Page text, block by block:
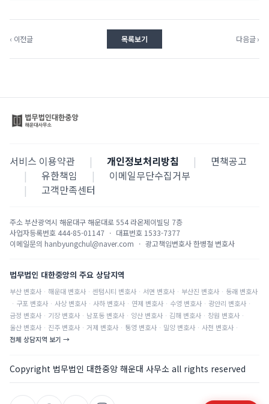
‹ 이전글 목록보기 다음글 ›
서비스 이용약관 | 개인정보처리방침 |
면책공고
|
유한책임 |
이메일무단수집거부
|
고객만족센터
주소부산광역시 해운대구 해운대로 554 라온제이빌딩 7층
사업자등록번호 444-85-01147 · 대표번호 1533-7377
이메일문의 hanbyungchul@naver.com · 광고책임변호사한병철 변호사
법무법인 대한중앙의 주요 상담지역
부산 변호사 · 해운대 변호사 · 센텀시티 변호사 · 서면 변호사 · 부산진 변호사 · 동래 변호사
· 구포 변호사 · 사상 변호사 · 사하 변호사 · 연제 변호사 · 수영 변호사 · 광안리 변호사 ·
금정 변호사 · 기장 변호사 · 남포동 변호사 · 양산 변호사 · 김해 변호사 · 창원 변호사 ·
울산 변호사 · 진주 변호사 · 거제 변호사 · 통영 변호사 · 밀양 변호사 · 사천 변호사 ·
전체 상담지역 보기 →
Copyright 법무법인 대한중앙 해운대 사무소 all rights reserved